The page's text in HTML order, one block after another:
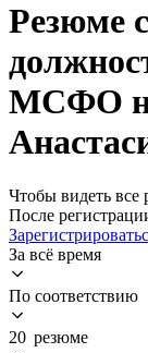
Резюме
МСФО
Чтобы видеть все
После
За всё время
По соответствию
20 резюме